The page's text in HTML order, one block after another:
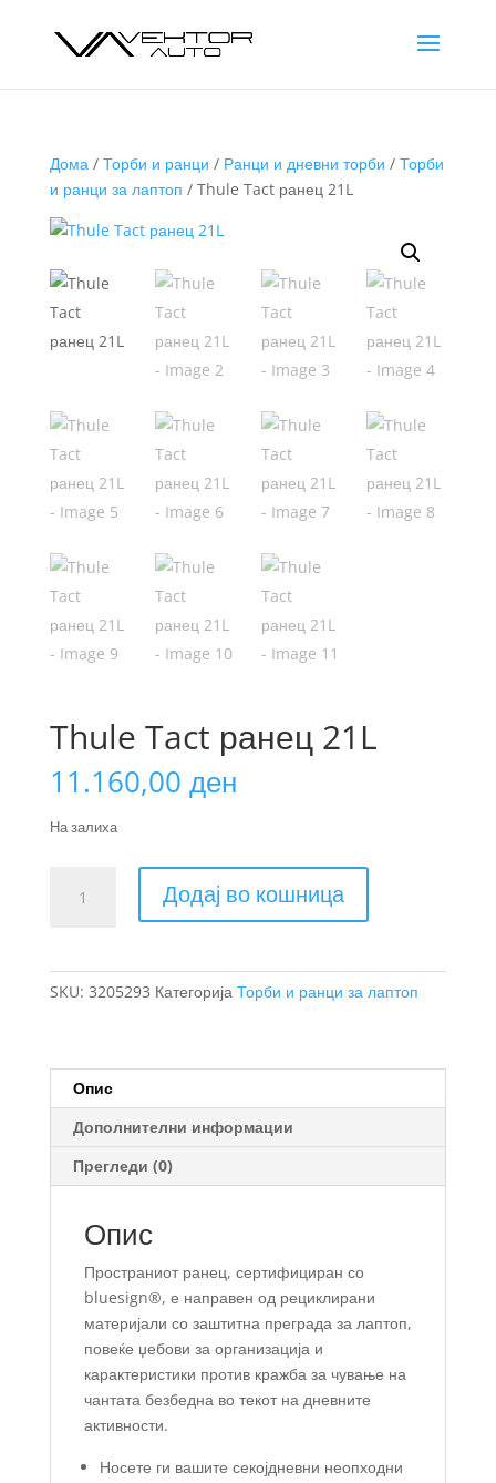
Дома/ Торби и ранци / Ранци и дневни торби / Торби
и ранци за лаптоп / Thule Tact ранец 21L
Thule Tact ранец 21L
11.160,00 ден
На залиха
Додај во кошница
SKU: 3205293 Категорија Торби и ранци за лаптоп
Опис
Дополнителни информации
Прегледи (0)
Опис
Пространиот ранец, сертифициран со
bluesign®, е направен од рециклирани
материјали со заштитна преграда за лаптоп,
повеќе џебови за организација и
карактеристики против кражба за чување на
чантата безбедна во текот на дневните
активности.
Носете ги вашите секојдневни неопходни